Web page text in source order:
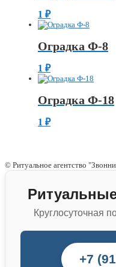
1 ₽
Оградка Ф-8
1 ₽
Оградка Ф-18
1 ₽
© Ритуальное агентство
Круглосуточная
+7